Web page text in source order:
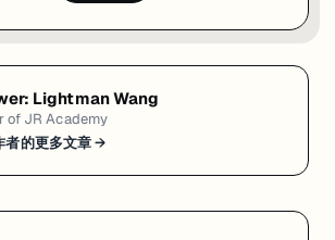
Lightman Wang
of JR Academy
者的更多文章 →